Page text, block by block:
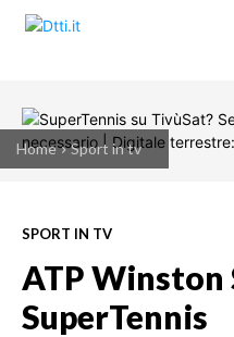
Home Sport in tv
SPORT IN TV
ATP Winston
SuperTennis